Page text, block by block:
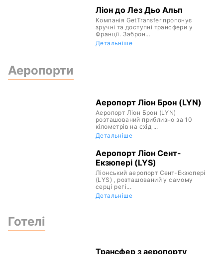
Ліон до Лез Дьо Альп
Компанія GetTransfer пропонує
зручні та доступні трансфери у
Франції. Заброн...
Детальніше
Аеропорти
Аеропорт Ліон Брон (LYN)
Аеропорт Ліон Брон (LYN)
розташований приблизно за 10
кілометрів на схід ...
Детальніше
Аеропорт Ліон Сент-
Екзюпері (LYS)
Ліонський аеропорт Сент-Екзюпері
(LYS) , розташований у самому
серці регі...
Детальніше
Готелі
Трансфер з аеропорту